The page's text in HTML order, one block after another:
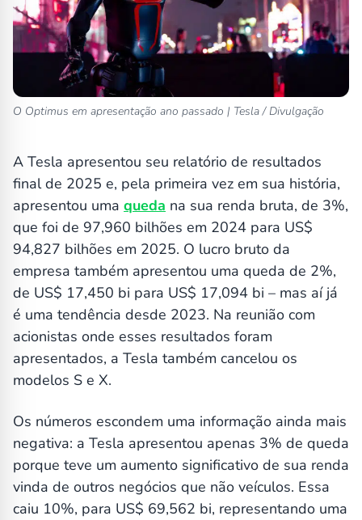
O Optimus em apresentação ano passado | Tesla / Divulgação
A Tesla apresentou seu relatório de resultados
final de 2025 e, pela primeira vez em sua história,
apresentou uma queda na sua renda bruta, de 3%,
que foi de 97,960 bilhões em 2024 para US$
94,827 bilhões em 2025. O lucro bruto da
empresa também apresentou uma queda de 2%,
de US$ 17,450 bi para US$ 17,094 bi – mas aí já
é uma tendência desde 2023. Na reunião com
acionistas onde esses resultados foram
apresentados, a Tesla também cancelou os
modelos S e X.
Os números escondem uma informação ainda mais
negativa: a Tesla apresentou apenas 3% de queda
porque teve um aumento significativo de sua renda
vinda de outros negócios que não veículos. Essa
caiu 10%, para US$ 69,562 bi, representando uma